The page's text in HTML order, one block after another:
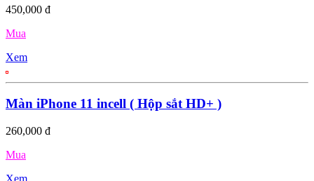
450,000 đ
Mua
Xem
Màn iPhone 11 incell ( Hộp sắt HD+ )
260,000 đ
Mua
Xem